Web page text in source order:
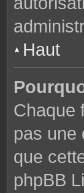
Haut
Chaque
pas une
que
phpBB